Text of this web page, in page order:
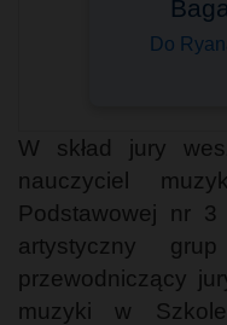
W skład jury
nauczyciel
Podstawowej nr 3
artystyczny
przewodniczący
muzyki w